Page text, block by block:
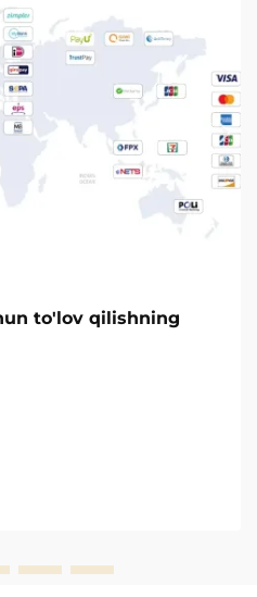
to'lov qilishning